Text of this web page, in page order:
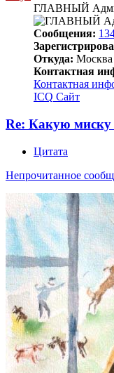
ГЛАВНЫЙ
Сообщения:
Откуда: Москва
Контактная
Контактная
ICQ Сайт
Re: Какую миску
Цитата
Непрочитанное